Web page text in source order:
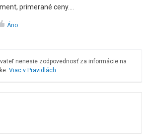
primerané ceny....
Áno
nenesie zodpovednosť za informácie na
Viac v Pravidlách